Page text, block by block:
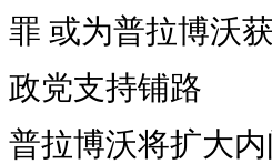
罪 或为普拉博沃
政党支持铺路
普拉博沃将扩大